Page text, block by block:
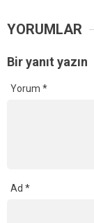
YORUMLAR
Bir yanıt yazın
Yorum *
Ad *